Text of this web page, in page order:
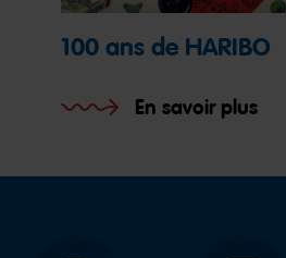
100 ans de HARIBO
En savoir plus